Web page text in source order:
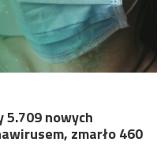
nowych
zmarło 460